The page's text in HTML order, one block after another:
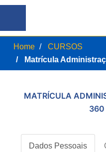
Home
CURSOS
Matrícula
MATRÍCULA
360
Dados Pessoais